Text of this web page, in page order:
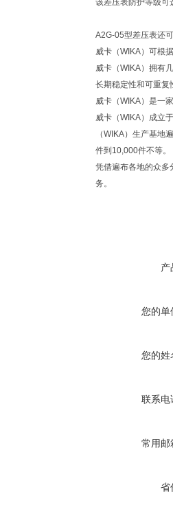
该差压表防护等级可
A2G-05型差压表还
威卡（WIKA）可根
威卡（WIKA）拥有
长期稳定性和可重复
威卡（WIKA）是一
威卡（WIKA）成立
（WIKA）生产基
件到10,000件不等。
凭借遍布各地的众多
务。
产
您的单
您的姓
联系电
常用邮
省